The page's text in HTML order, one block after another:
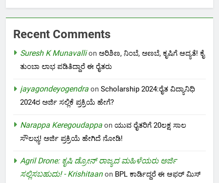
Recent Comments
Suresh K Munavallion ಅರಿಶಿಣ, ನಿಂಬೆ, ಅಣಬೆ, ಕೃಷಿಗೆ ಆದ್ಯತೆ! ಕೈ
ತುಂಬಾ ಲಾಭ ಪಡಿತಿದ್ದಾರೆ ಈ ರೈತರು
jayagondeyogendra on Scholarship 2024:ರೈತ ವಿದ್ಯಾನಿಧಿ
2024ರ ಅರ್ಜಿ ಸಲ್ಲಿಕೆ ಪ್ರಕ್ರಿಯೆ ಹೇಗೆ?
Narappa Keregoudappa on ಯುವ ರೈತರಿಗೆ 20ಲಕ್ಷ ಸಾಲ
ಸೌಲಭ್ಯ! ಅರ್ಜಿ ಪ್ರಕ್ರಿಯೆ ಹೇಗಿದೆ ನೋಡಿ!
Agril Drone: ಕೃಷಿ ಡ್ರೋನ್ ರಾಜ್ಯದ ಮಹಿಳೆಯರು ಅರ್ಜಿ
ಸಲ್ಲಿಸಬಹುದು! - Krishitaanon BPL ಕಾರ್ಡಿದ್ದರೆ ಈ ಆಫರ್ ಮಿಸ್